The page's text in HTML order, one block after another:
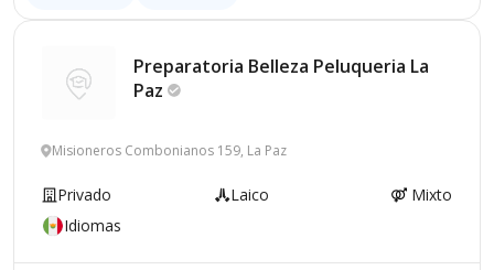
Preparatoria Belleza Peluqueria La
Paz
Misioneros Combonianos 159, La Paz
Privado Laico
Mixto
Idiomas